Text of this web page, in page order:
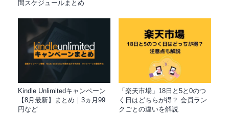
間スケジュールまとめ
Kindle Unlimitedキャンペーン
【8月最新】まとめ｜3ヵ月99
円など
「楽天市場」18日と5と0のつ
く日はどちらが得？ 会員ラン
クごとの違いを解説